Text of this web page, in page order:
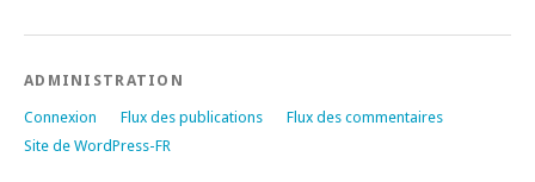
ADMINISTRATION
Connexion Flux des publications
Flux des commentaires
Site de WordPress-FR